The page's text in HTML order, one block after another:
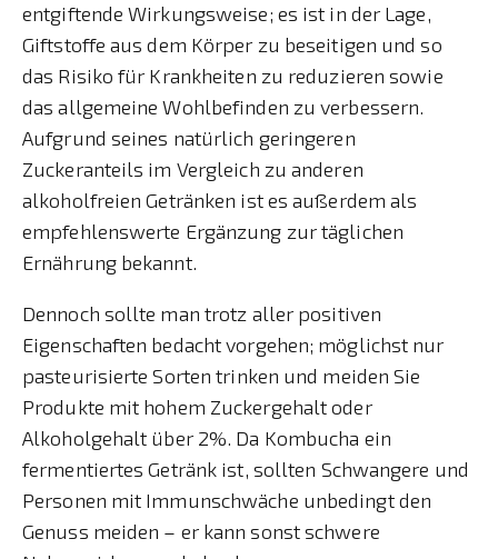
entgiftende Wirkungsweise; es ist in der Lage,
Giftstoffe aus dem Körper zu beseitigen und so
das Risiko für Krankheiten zu reduzieren sowie
das allgemeine Wohlbefinden zu verbessern.
Aufgrund seines natürlich geringeren
Zuckeranteils im Vergleich zu anderen
alkoholfreien Getränken ist es außerdem als
empfehlenswerte Ergänzung zur täglichen
Ernährung bekannt.
Dennoch sollte man trotz aller positiven
Eigenschaften bedacht vorgehen; möglichst nur
pasteurisierte Sorten trinken und meiden Sie
Produkte mit hohem Zuckergehalt oder
Alkoholgehalt über 2%. Da Kombucha ein
fermentiertes Getränk ist, sollten Schwangere und
Personen mit Immunschwäche unbedingt den
Genuss meiden – er kann sonst schwere